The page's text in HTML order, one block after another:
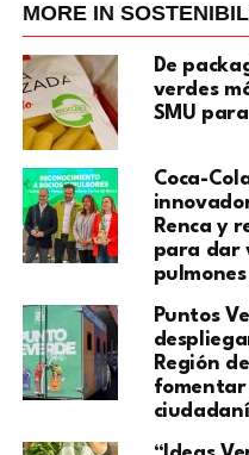
MORE IN
De
verdes
SMU
Coca-
Renca y
para dar
Puntos
Región
fomentar